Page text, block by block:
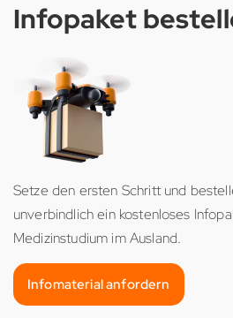
Infopaket
Setze den ersten Schritt und
unverbindlich ein kostenloses
Medizinstudium im Ausland.
Infomaterial anfordern